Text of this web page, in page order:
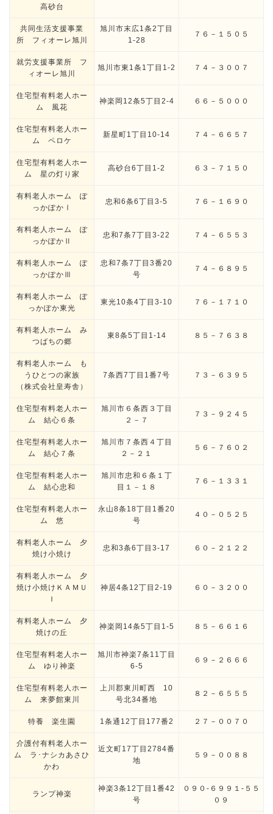
高砂台
共同生活支援事業
所 フィオーレ旭川
旭川市末広1条2丁目
1-28
７６－１５０５
就労支援事業所 フ
ィオーレ旭川
旭川市東1条1丁目1-2 ７４－３００７
住宅型有料老人ホー
ム 風花
神楽岡12条5丁目2-4 ６６－５０００
住宅型有料老人ホー
ム ペロケ
新星町1丁目10-14 ７４－６６５７
住宅型有料老人ホー
ム 星の灯り家
高砂台6丁目1-2 ６３－７１５０
有料老人ホーム ぽ
っかぽかⅠ
忠和6条6丁目3-5 ７６－１６９０
有料老人ホーム ぽ
っかぽかⅡ
忠和7条7丁目3-22 ７４－６５５３
有料老人ホーム ぽ
っかぽかⅢ
忠和7条7丁目3番20
号
７４－６８９５
有料老人ホーム ぽ
っかぽか東光
東光10条4丁目3-10 ７６－１７１０
有料老人ホーム み
つばちの郷
東8条5丁目1-14 ８５－７６３８
有料老人ホーム も
うひとつの家族
（株式会社皇寿舎）
7条西7丁目1番7号 ７３－６３９５
住宅型有料老人ホー
ム 結心６条
旭川市６条西３丁目
２－７
７３－９２４５
住宅型有料老人ホー
ム 結心７条
旭川市７条西４丁目
２－２１
５６－７６０２
住宅型有料老人ホー
ム 結心忠和
旭川市忠和６条１丁
目１－１８
７６－１３３１
住宅型有料老人ホー
ム 悠
永山8条18丁目1番20
号
４０－０５２５
有料老人ホーム 夕
焼け小焼け
忠和3条6丁目3-17 ６０－２１２２
有料老人ホーム 夕
焼け小焼けＫＡＭＵ
Ｉ
神居4条12丁目2-19 ６０－３２００
有料老人ホーム 夕
焼けの丘
神楽岡14条5丁目1-5 ８５－６６１６
住宅型有料老人ホー
ム ゆり神楽
旭川市神楽7条11丁目
6-5
６９－２６６６
住宅型有料老人ホー
ム 来夢館東川
上川郡東川町西 10
号北34番地
８２－６５５５
特養 楽生園 1条通12丁目177番2 ２７－００７０
介護付有料老人ホー
ム ラ･ナシカあさひ
かわ
近文町17丁目2784番
地
５９－００８８
ランプ神楽
神楽3条12丁目1番42
号
０９０-６９９１-５５
０９